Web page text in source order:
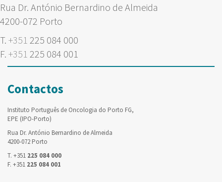
Rua Dr. António Bernardino de Almeida
4200-072 Porto
T. +351 225 084 000
F. +351 225 084 001
Contactos
Instituto Português de Oncologia do Porto FG,
EPE (IPO-Porto)
Rua Dr. António Bernardino de Almeida
4200-072 Porto
T. +351 225 084 000
F. +351 225 084 001